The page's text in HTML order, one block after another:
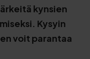
kynsien
Kysyin
voit parantaa